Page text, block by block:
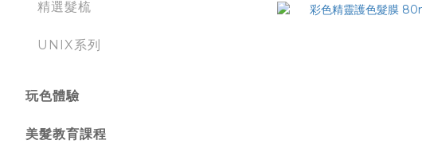
精選髮梳
UNIX系列
玩色體驗
美髮教育課程